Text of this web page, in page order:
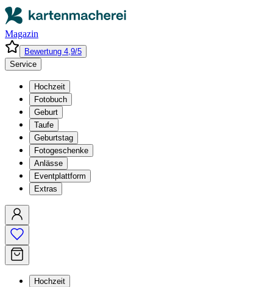
Magazin
Bewertung 4,9/5
Service
Hochzeit
Fotobuch
Geburt
Taufe
Geburtstag
Fotogeschenke
Anlässe
Eventplattform
Extras
Hochzeit